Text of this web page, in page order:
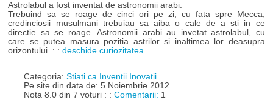
Astrolabul a fost inventat de astronomii arabi.
Trebuind sa se roage de cinci ori pe zi, cu fata spre Mecca,
credinciosii musulmani trebuiau sa aiba o cale de a sti in ce
directie sa se roage. Astronomii arabi au invetat astrolabul, cu
care se putea masura pozitia astrilor si inaltimea lor deasupra
orizontului. : :deschide curiozitatea
Categoria: Stiati ca Inventii Inovatii
Pe site din data de: 5 Noiembrie 2012
Nota 8.0 din 7 voturi : : Comentarii: 1